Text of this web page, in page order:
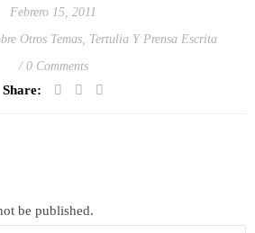
Febrero 15, 2011
Otros Temas, Tertulia Y Prensa Escrita
0 Comments
Share:
be published.